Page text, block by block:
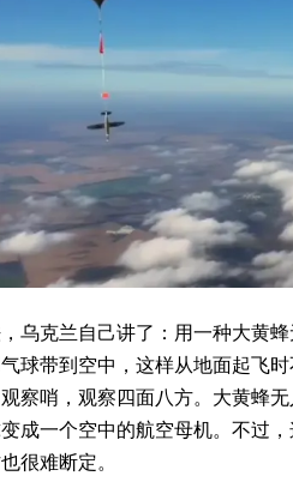
乌克兰自己讲了：用一种大黄
球带到空中，这样从地面起飞
察哨，观察四面八方。大黄蜂
成一个空中的航空母机。不过
很难断定。